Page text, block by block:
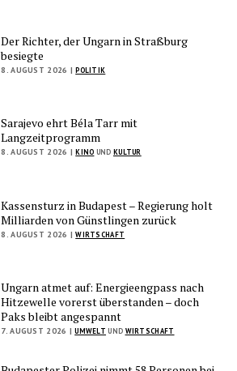
Der Richter, der Ungarn in Straßburg
besiegte
8. AUGUST 2026 | POLITIK
Sarajevo ehrt Béla Tarr mit
Langzeitprogramm
8. AUGUST 2026 | KINO UND KULTUR
Kassensturz in Budapest – Regierung holt
Milliarden von Günstlingen zurück
8. AUGUST 2026 | WIRTSCHAFT
Ungarn atmet auf: Energieengpass nach
Hitzewelle vorerst überstanden – doch
Paks bleibt angespannt
7. AUGUST 2026 | UMWELT UND WIRTSCHAFT